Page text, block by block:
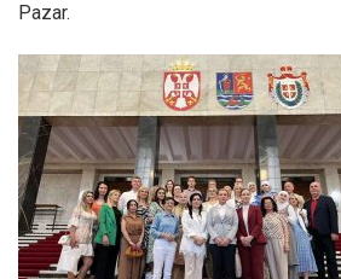
Pazar.